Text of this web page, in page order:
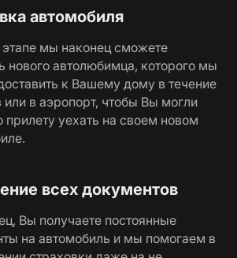
автомобиля
мы наконец сможете
нового автолюбимца, которого мы
к Вашему дому в течение
или в аэропорт, чтобы Вы могли
прилету уехать на своем новом
всех документов
Вы получаете постоянные
на автомобиль и мы помогаем в